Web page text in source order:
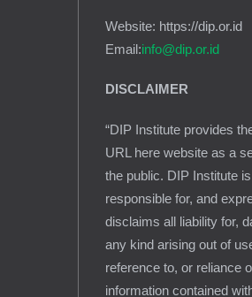
Website: https://dip.or.id
Email:info@dip.or.id
DISCLAIMER
“DIP Institute provides
URL here website as a
the public. DIP Institute
responsible for, and
disclaims all liability for,
any kind arising out of
reference to, or reliance
information contained